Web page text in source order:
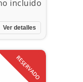
Ver detalles
RESERVADO